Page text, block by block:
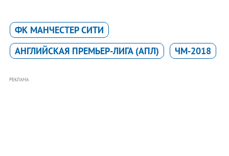
ФК МАНЧЕСТЕР СИТИ
АНГЛИЙСКАЯ ПРЕМЬЕР-ЛИГА (АПЛ)
ЧМ-2018
РЕКЛАМА